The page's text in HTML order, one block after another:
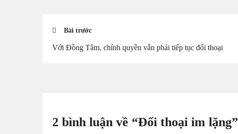
Bài trước
Với Đồng Tâm, chính quyền vẫn phải tiếp tục đối thoại
2 bình luận về “Đối thoại im lặng”